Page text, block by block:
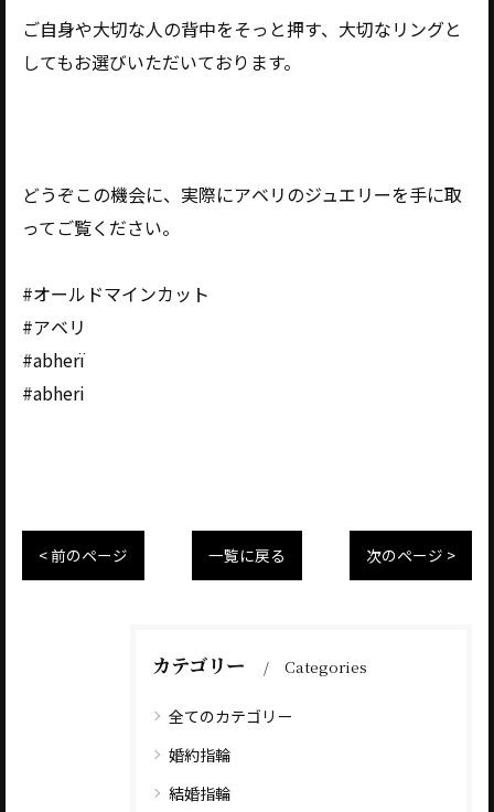
ご自身や大切な人の背中をそっと押す、大切なリングと
してもお選びいただいております。
どうぞこの機会に、実際にアベリのジュエリーを手に取
ってご覧ください。
#オールドマインカット
#アベリ
#abherï
#abheri
< 前のページ 一覧に戻る 次のページ >
カテゴリー Categories
全てのカテゴリー
婚約指輪
結婚指輪